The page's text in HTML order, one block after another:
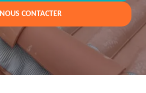
NOUS CONTACTER